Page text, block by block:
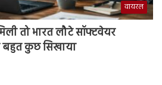
वायरल
तो भारत लौटे सॉफ्टवेयर
बहुत कुछ सिखाया